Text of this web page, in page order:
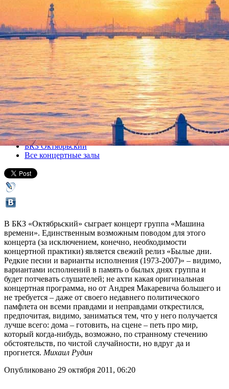
Машина времени
06 ноября 2011, воскресенье,19.00
Версия для печати
Все концерты
БКЗ Октябрьский
Все концертные залы
В БКЗ «Октябрьский» сыграет концерт группа «Машина
времени». Единственным возможным поводом для этого
концерта (за исключением, конечно, необходимости
концертной практики) является свежий релиз «Былые дни.
Редкие песни и варианты исполнения (1973-2007)» – видимо,
вариантами исполнений в память о былых днях группа и
будет потчевать слушателей; не ахти какая оригинальная
концертная программа, но от Андрея Макаревича большего и
не требуется – даже от своего недавнего политического
памфлета он всеми правдами и неправдами открестился,
предпочитая, видимо, заниматься тем, что у него получается
лучше всего: дома – готовить, на сцене – петь про мир,
который когда-нибудь, возможно, по странному стечению
обстоятельств, по чистой случайности, но вдруг да и
прогнется. Михаил Рудин
Опубликовано 29 октября 2011, 06:20